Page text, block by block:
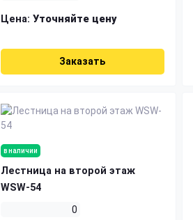
Цена: Уточняйте цену
Заказать
в наличии
Лестница на второй этаж
WSW-54
0